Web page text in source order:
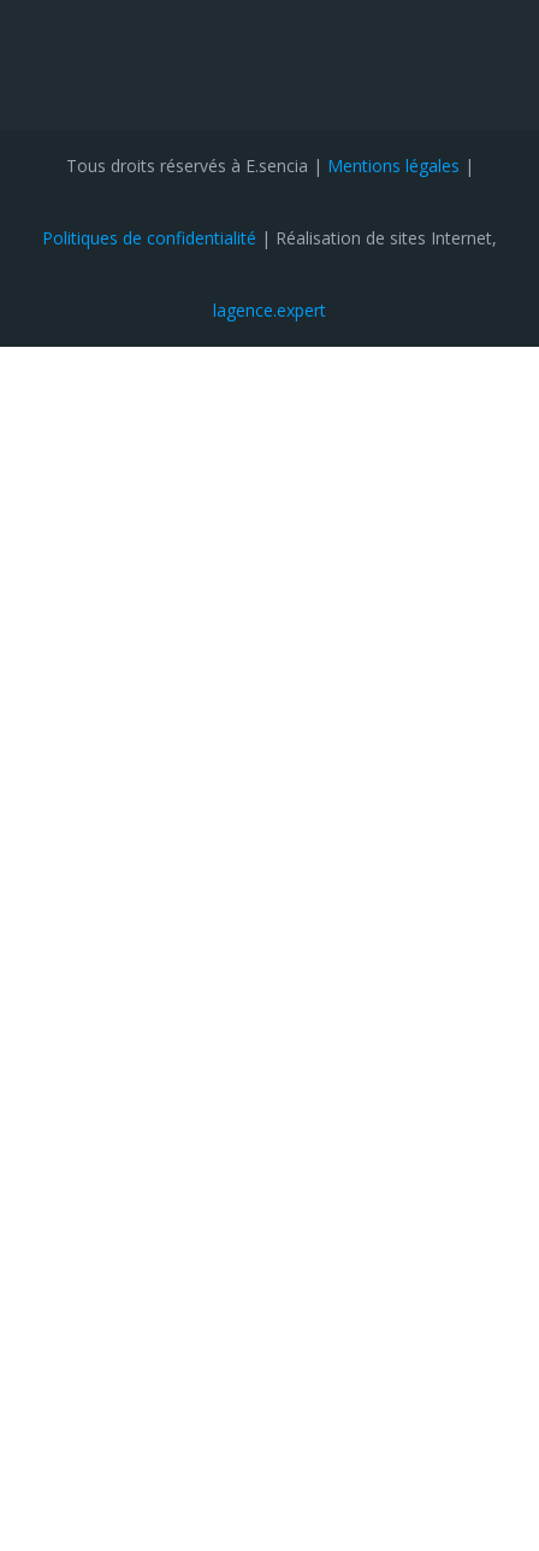
Tous droits réservés à E.sencia | Mentions légales |
Politiques de confidentialité | Réalisation de sites Internet,
lagence.expert